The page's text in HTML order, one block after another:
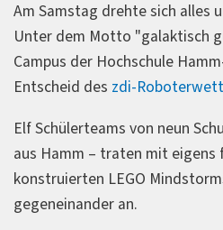
Am Samstag drehte sich alles
Unter dem Motto "galaktisch
Campus der Hochschule
Entscheid des zdi-
Elf Schülerteams von neun
aus Hamm – traten mit
konstruierten LEGO
gegeneinander an.